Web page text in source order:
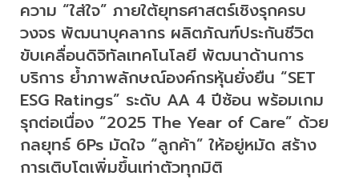
ความ “ใส่ใจ” ภายใต้ยุทธศาสตร์เชิงรุกครบ
วงจร พัฒนาบุคลากร ผลิตภัณฑ์ประกันชีวิต
ขับเคลื่อนดิจิทัลเทคโนโลยี พัฒนาด้านการ
บริการ ย้ำภาพลักษณ์องค์กรหุ้นยั่งยืน “SET
ESG Ratings” ระดับ AA 4 ปีซ้อน พร้อมเกม
รุกต่อเนื่อง “2025 The Year of Care” ด้วย
กลยุทธ์ 6Ps มัดใจ “ลูกค้า” ให้อยู่หมัด สร้าง
การเติบโตเพิ่มขึ้นเท่าตัวทุกมิติ